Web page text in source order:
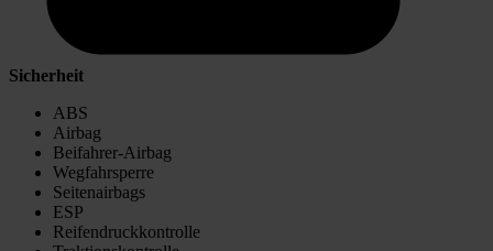
Sicherheit
ABS
Airbag
Beifahrer-Airbag
Wegfahrsperre
Seitenairbags
ESP
Reifendruckkontrolle